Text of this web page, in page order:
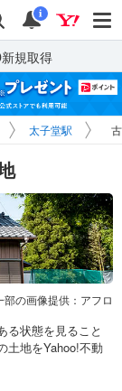
検索 通知
i
規取得
太子堂駅
部の画像提供：アフロ
る状態を見ること
土地をYahoo!不動